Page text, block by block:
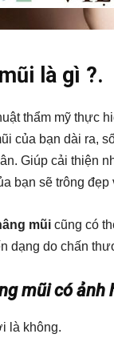
là gì ?.
thẩm mỹ thực
của bạn dài ra,
Giúp cải thiện
bạn sẽ trông
mũi cũng có
dạng do chấn
mũi có ảnh
là không.